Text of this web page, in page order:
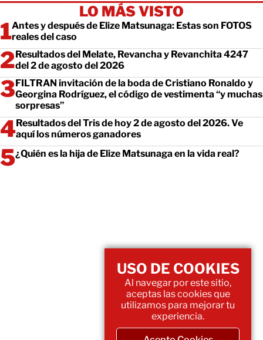
LO MÁS VISTO
Antes y después de Elize Matsunaga: Estas son FOTOS
reales del caso
Resultados del Melate, Revancha y Revanchita 4247
del 2 de agosto del 2026
FILTRAN invitación de la boda de Cristiano Ronaldo y
Georgina Rodríguez, el código de vestimenta “y muchas
sorpresas”
Resultados del Tris de hoy 2 de agosto del 2026. Ve
aquí los números ganadores
¿Quién es la hija de Elize Matsunaga en la vida real?
USO DE COOKIES
Al navegar por este sitio,
aceptas las cookies que
utilizamos para mejorar tu
experiencia.